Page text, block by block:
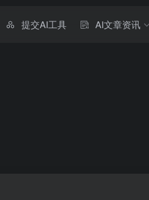
提交AI工具 AI文章资讯